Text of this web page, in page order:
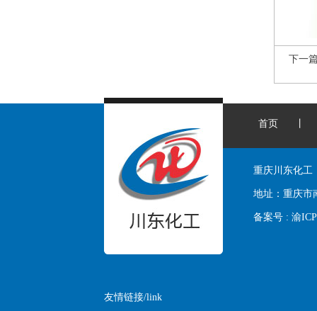
下一
首页
重庆川东化工
地址： 重庆市
备案号 : 渝
友情链接/link